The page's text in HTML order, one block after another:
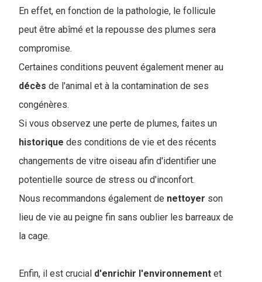
En effet, en fonction de la pathologie, le follicule
peut être abîmé et la repousse des plumes sera
compromise.
Certaines conditions peuvent également mener au
décès de l'animal et à la contamination de ses
congénères.
Si vous observez une perte de plumes, faites un
historique des conditions de vie et des récents
changements de vitre oiseau afin d'identifier une
potentielle source de stress ou d'inconfort.
Nous recommandons également de nettoyer son
lieu de vie au peigne fin sans oublier les barreaux de
la cage.
Enfin, il est crucial d'enrichir l'environnement et